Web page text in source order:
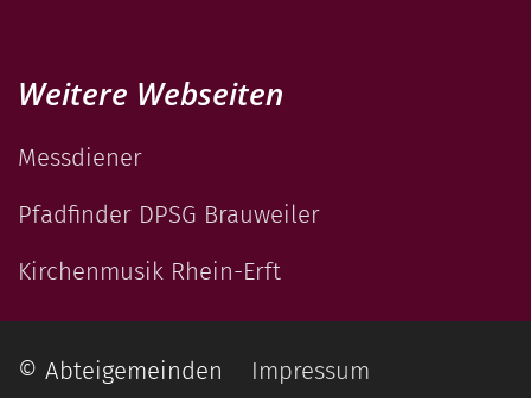
Weitere Webseiten
Messdiener
Pfadfinder DPSG Brauweiler
Kirchenmusik Rhein-Erft
© Abteigemeinden
Impressum